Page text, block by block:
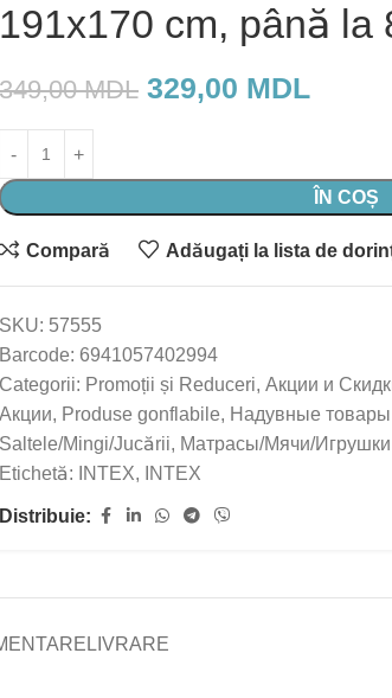
191х170 cm, până la
349,00MDL 329,00 MDL
ÎN COȘ
Compară Adăugați la lista de
SKU: 57555
Barcode: 6941057402994
Categorii: Promoții și Reduceri, Акции и
Акции, Produse gonflabile, Надувные товары
Saltele/Mingi/Jucării, Матрасы/Мячи/Игрушки
Etichetă:
INTEX, INTEX
Distribuie:
LIVRARE